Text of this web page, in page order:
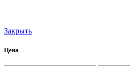
Закрыть
Цена